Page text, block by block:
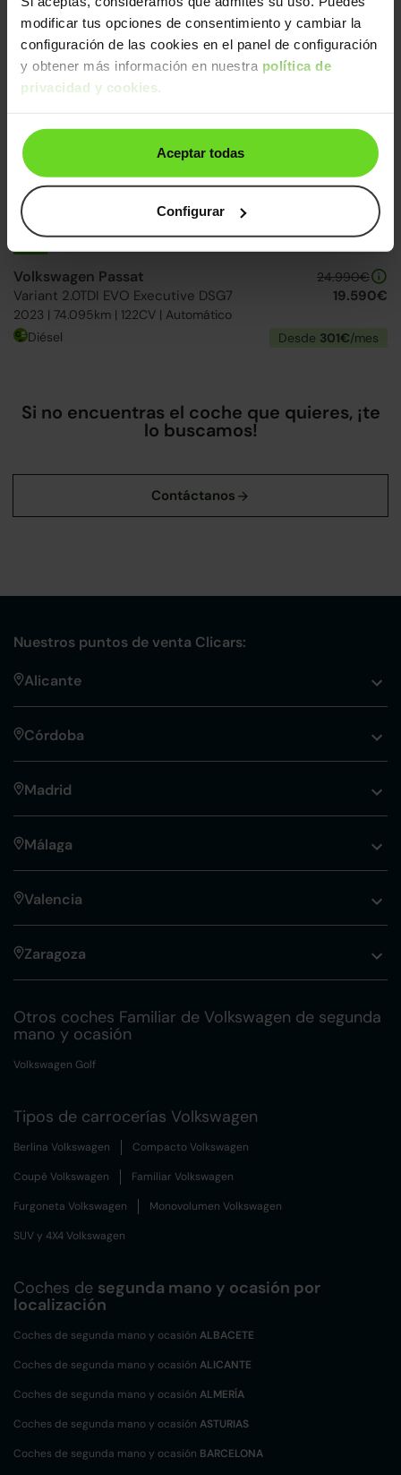
modificar tus opciones de consentimiento y cambiar la
configuración de las cookies en el panel de configuración
y obtener más información en nuestra política de
privacidad y cookies.
Aceptar todas
Configurar
Reservado
Volkswagen Passat
Variant 2.0TDI EVO Executive DSG7
2023 | 74.095km | 122CV | Automático
24.990€
19.590€
Diésel Desde 301€/mes
Si no encuentras el coche que quieres, ¡te
lo buscamos!
Nuestros puntos de venta Clicars:
Alicante
Córdoba
Madrid
Málaga
Valencia
Zaragoza
Otros coches Familiar de Volkswagen de segunda
mano y ocasión
Volkswagen Golf
Tipos de carrocerías Volkswagen
Berlina Volkswagen Compacto Volkswagen
Coupé Volkswagen Familiar Volkswagen
Furgoneta Volkswagen Monovolumen Volkswagen
SUV y 4X4 Volkswagen
Coches de segunda mano y ocasión por
localización
Coches de segunda mano y ocasión ALBACETE
Coches de segunda mano y ocasión ALICANTE
Coches de segunda mano y ocasión ALMERÍA
Coches de segunda mano y ocasión ASTURIAS
Coches de segunda mano y ocasión BARCELONA